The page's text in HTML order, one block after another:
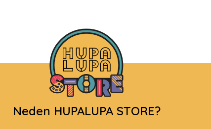
Neden HUPALUPA STORE?